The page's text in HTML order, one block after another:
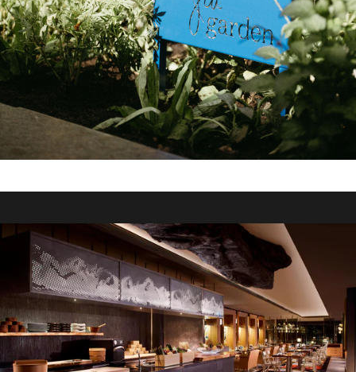
FISH POOL - THE NCO CLUB
这是一处以The NCO Club标志性奥林匹克标准跳水池为背
景的迷人场地，宾客可沉浸于Syrena——新加坡首位“美
人鱼”带来的精彩表演之中，并搭配以热带风情为灵感的创
意手工鸡尾酒，尽情享受欢乐时光。